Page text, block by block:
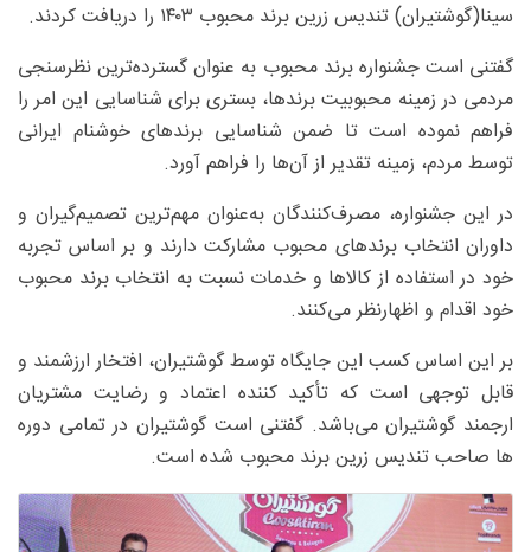
سینا(گوشتیران) تندیس زرین برند محبوب ۱۴۰۳ را دریافت کردند.
گفتنی است جشنواره برند محبوب به عنوان گسترده‌ترین نظرسنجی
مردمی در زمینه محبوبیت برندها، بستری برای شناسایی این امر را
فراهم نموده است تا ضمن شناسایی برندهای خوشنام ایرانی
توسط مردم، زمینه تقدیر از آن‌ها‌ را فراهم آورد.
در این جشنواره، مصرف‌کنندگان به‌عنوان مهم‌ترین تصمیم‌گیران و
داوران انتخاب برندهای محبوب مشارکت دارند و بر اساس تجربه
خود در استفاده از کالاها و خدمات نسبت به انتخاب برند محبوب
خود اقدام و اظهارنظر می‌کنند.
بر این اساس کسب این جایگاه توسط گوشتیران، افتخار ارزشمند و
قابل توجهی است که تأکید کننده اعتماد و رضایت مشتریان
ارجمند گوشتیران می‌باشد. گفتنی است گوشتیران در تمامی دوره
ها صاحب تندیس زرین برند محبوب شده است.